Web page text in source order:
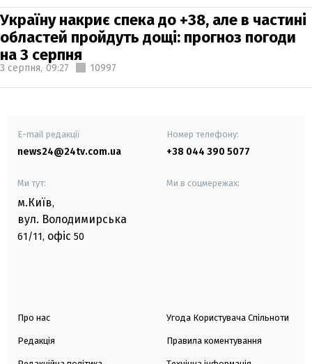
Україну накриє спека до +38, але в частині
областей пройдуть дощі: прогноз погоди
на 3 серпня
3 серпня, 09:27 10997
E-mail редакції
news24@24tv.com.ua
Номер телефону:
+38 044 390 5077
Ми тут:
м.Київ,
вул. Володимирська
61/11, офіс 50
Ми в соцмережах:
Про нас
Редакція
Угода Користувача Спільноти
Правила коментування